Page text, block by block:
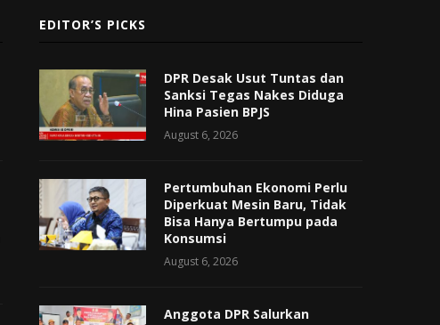
EDITOR’S PICKS
DPR Desak Usut Tuntas dan
Sanksi Tegas Nakes Diduga
Hina Pasien BPJS
August 6, 2026
Pertumbuhan Ekonomi Perlu
Diperkuat Mesin Baru, Tidak
Bisa Hanya Bertumpu pada
Konsumsi
August 6, 2026
Anggota DPR Salurkan